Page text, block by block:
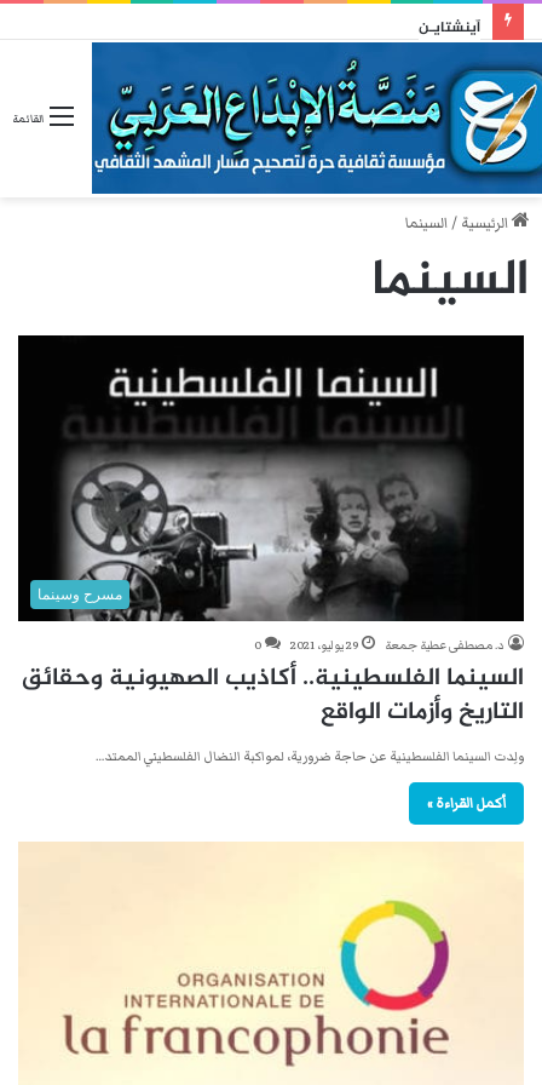
آينشتايـن
القائمة
الرئيسية /السينما
السينما
مسرح وسينما
د. مصطفى عطية جمعة 29 يوليو، 2021 0
السينما الفلسطينية.. أكاذيب الصهيونية وحقائق
التاريخ وأزمات الواقع
ولِدت السينما الفلسطينية عن حاجة ضرورية، لمواكبة النضال الفلسطيني الممتد…
أكمل القراءة »